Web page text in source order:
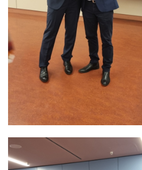
CDU
CDU Fraktion im
CDU
CDU Potsdam